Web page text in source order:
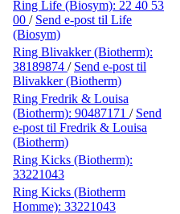
Ring Life (Biosym): 22 40 53
00 / Send e-post til Life
(Biosym)
Ring Blivakker (Biotherm):
38189874 / Send e-post til
Blivakker (Biotherm)
Ring Fredrik & Louisa
(Biotherm): 90487171 / Send
e-post til Fredrik & Louisa
(Biotherm)
Ring Kicks (Biotherm):
33221043
Ring Kicks (Biotherm
Homme): 33221043